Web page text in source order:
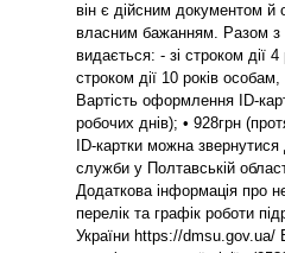
він є дійсним документом й
власним бажанням. Разом з
видається: - зі строком дії
строком дії 10 років
Вартість оформлення ID-
робочих днів); • 928грн
ID-картки можна звернутися
служби у Полтавській
Додаткова інформація про
перелік та графік роботи
України https://dmsu.gov.ua/